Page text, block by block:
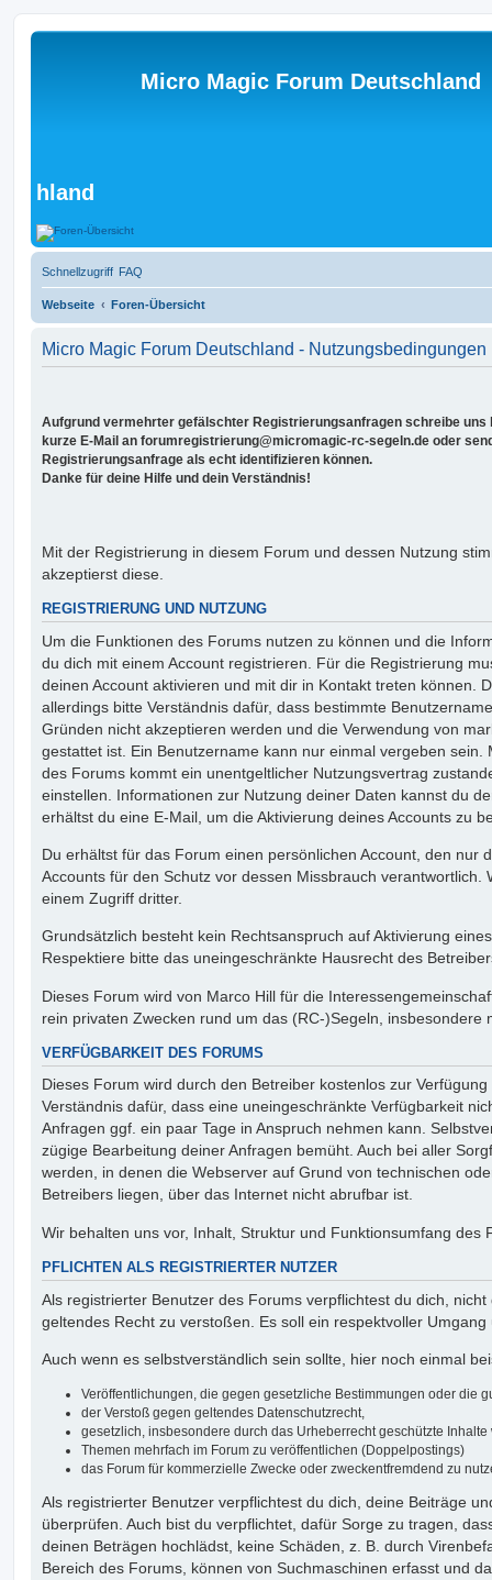
Micro Magic Forum Deutschland
hland
Schnellzugriff FAQ
Webseite Foren-Übersicht
Micro Magic Forum Deutschland - Nutzungsbedingungen
Aufgrund vermehrter gefälschter Registrierungsanfragen schreibe
kurze E-Mail an forumregistrierung@micromagic-rc-segeln.de oder
Registrierungsanfrage als echt identifizieren können.
Danke für deine Hilfe und dein Verständnis!
Mit der Registrierung in diesem Forum und dessen Nutzung
akzeptierst diese.
REGISTRIERUNG UND NUTZUNG
Um die Funktionen des Forums nutzen zu können und die
du dich mit einem Account registrieren. Für die Registrierung
deinen Account aktivieren und mit dir in Kontakt treten können.
allerdings bitte Verständnis dafür, dass bestimmte
Gründen nicht akzeptieren werden und die Verwendung von
gestattet ist. Ein Benutzername kann nur einmal vergeben
des Forums kommt ein unentgeltlicher Nutzungsvertrag
einstellen. Informationen zur Nutzung deiner Daten kannst du
erhältst du eine E-Mail, um die Aktivierung deines Accounts zu
Du erhältst für das Forum einen persönlichen Account, den nur
Accounts für den Schutz vor dessen Missbrauch
einem Zugriff dritter.
Grundsätzlich besteht kein Rechtsanspruch auf Aktivierung
Respektiere bitte das uneingeschränkte Hausrecht des
Dieses Forum wird von Marco Hill für die
rein privaten Zwecken rund um das (RC-)Segeln, insbesondere
VERFÜGBARKEIT DES FORUMS
Dieses Forum wird durch den Betreiber kostenlos zur
Verständnis dafür, dass eine uneingeschränkte Verfügbarkeit
Anfragen ggf. ein paar Tage in Anspruch nehmen kann.
zügige Bearbeitung deiner Anfragen bemüht. Auch bei aller
werden, in denen die Webserver auf Grund von technischen
Betreibers liegen, über das Internet nicht abrufbar ist.
Wir behalten uns vor, Inhalt, Struktur und Funktionsumfang
PFLICHTEN ALS REGISTRIERTER NUTZER
Als registrierter Benutzer des Forums verpflichtest du dich,
geltendes Recht zu verstoßen. Es soll ein respektvoller
Auch wenn es selbstverständlich sein sollte, hier noch einmal
Veröffentlichungen, die gegen gesetzliche Bestimmungen oder die
der Verstoß gegen geltendes Datenschutzrecht,
gesetzlich, insbesondere durch das Urheberrecht geschützte
Themen mehrfach im Forum zu veröffentlichen (Doppelpostings)
das Forum für kommerzielle Zwecke oder zweckentfremdend zu
Als registrierter Benutzer verpflichtest du dich, deine Beiträge
überprüfen. Auch bist du verpflichtet, dafür Sorge zu tragen,
deinen Beträgen hochlädst, keine Schäden, z. B. durch
Bereich des Forums, können von Suchmaschinen erfasst und